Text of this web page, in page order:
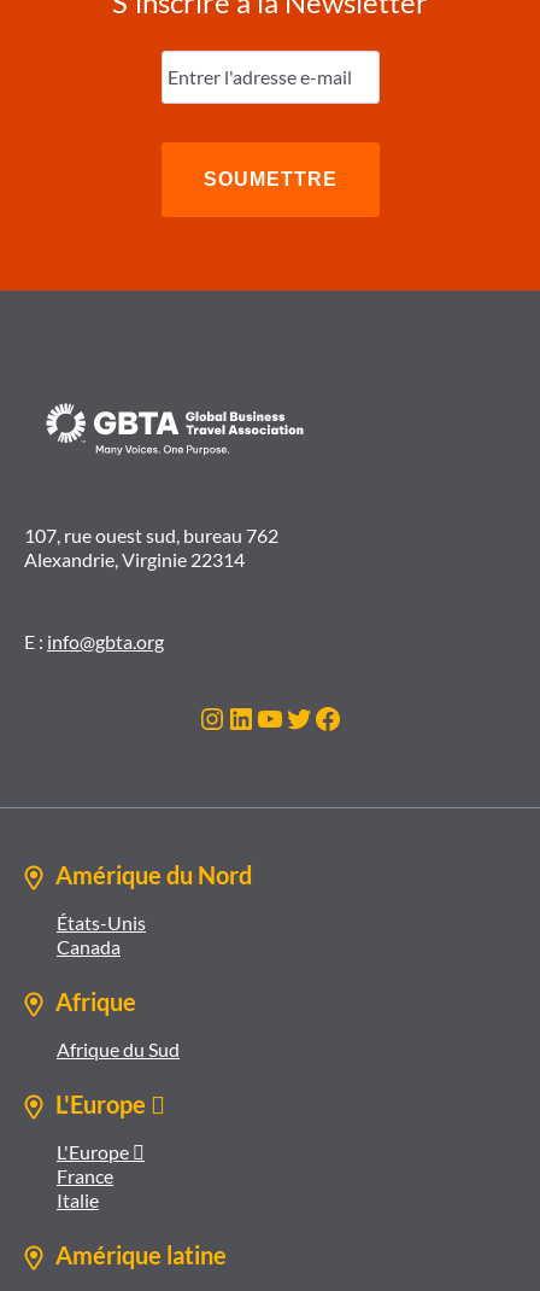
Entrez
l'e-
mail
107, rue ouest sud, bureau 762
Alexandrie, Virginie 22314
E : info@gbta.org
Instagram
LinkedIn
YouTube
Twitter
Facebook
Amérique du Nord
États-Unis
Canada
Afrique
Afrique du Sud
L'Europe 
L'Europe 
France
Italie
Amérique latine